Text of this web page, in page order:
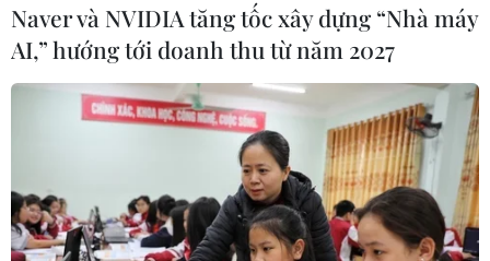
TIN CÙNG CHUYÊN MỤC
Liên hợp quốc kêu gọi chấm dứt tấn
Naver và NVIDIA tăng tốc xây dựng “Nhà máy
AI,” hướng tới doanh thu từ năm 2027